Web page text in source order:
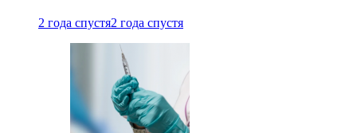
2 года спустя2 года спустя